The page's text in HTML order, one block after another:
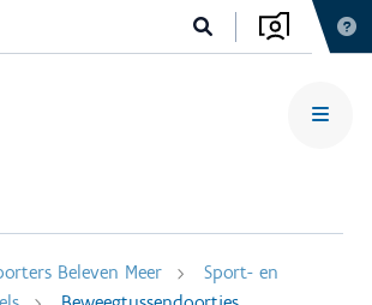
Beleven Meer
Sport- en